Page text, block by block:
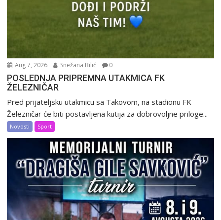
Aug 7, 2026 Snežana Bilić 0
POSLEDNJA PRIPREMNA UTAKMICA FK
ŽELEZNIČAR
Pred prijateljsku utakmicu sa Takovom, na stadionu FK
Železničar će biti postavljena kutija za dobrovoljne priloge...
Novosti Sport